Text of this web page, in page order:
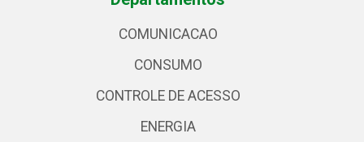
COMUNICACAO
CONSUMO
CONTROLE DE ACESSO
ENERGIA